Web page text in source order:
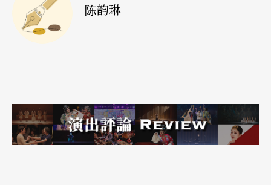
一番滋味在心头了！
陈韵琳